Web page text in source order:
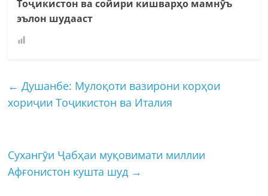
Тоҷикистон ва сойири кишварҳо мамнӯъ
эълон шудааст
← Душанбе: Мулоқоти вазирони корҳои
хориҷии Тоҷикистон ва Италия
Сухангӯи Ҷабҳаи муқовимати миллии
Афғонистон кушта шуд →